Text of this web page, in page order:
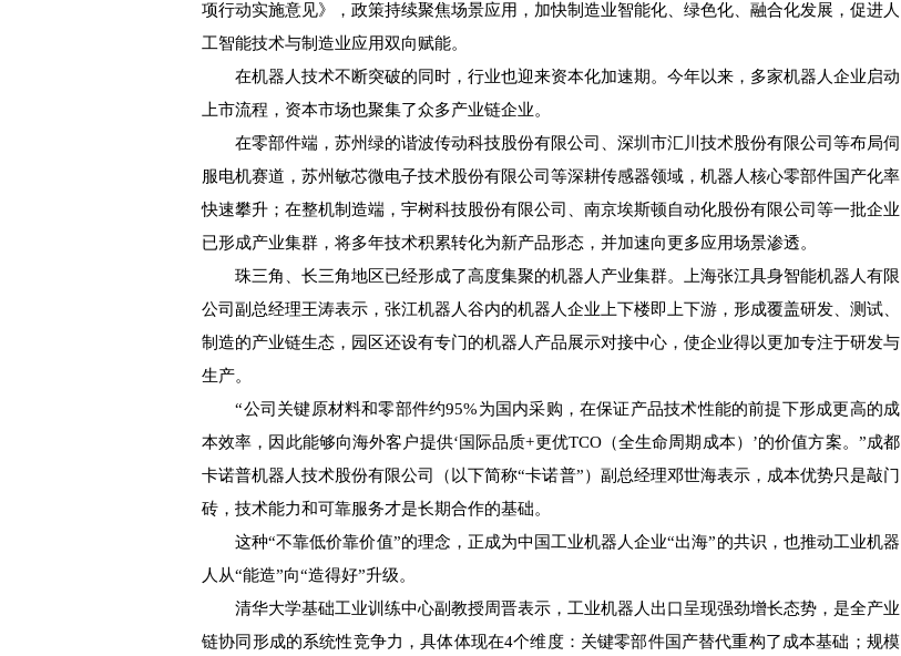
项行动实施意见》，政策持续聚焦场景应用，加快制造业智能化、绿色化、融合化发展，促进人
工智能技术与制造业应用双向赋能。
在机器人技术不断突破的同时，行业也迎来资本化加速期。今年以来，多家机器人企业启动
上市流程，资本市场也聚集了众多产业链企业。
在零部件端，苏州绿的谐波传动科技股份有限公司、深圳市汇川技术股份有限公司等布局伺
服电机赛道，苏州敏芯微电子技术股份有限公司等深耕传感器领域，机器人核心零部件国产化率
快速攀升；在整机制造端，宇树科技股份有限公司、南京埃斯顿自动化股份有限公司等一批企业
已形成产业集群，将多年技术积累转化为新产品形态，并加速向更多应用场景渗透。
珠三角、长三角地区已经形成了高度集聚的机器人产业集群。上海张江具身智能机器人有限
公司副总经理王涛表示，张江机器人谷内的机器人企业上下楼即上下游，形成覆盖研发、测试、
制造的产业链生态，园区还设有专门的机器人产品展示对接中心，使企业得以更加专注于研发与
生产。
“公司关键原材料和零部件约95%为国内采购，在保证产品技术性能的前提下形成更高的成
本效率，因此能够向海外客户提供‘国际品质+更优TCO（全生命周期成本）’的价值方案。”成都
卡诺普机器人技术股份有限公司（以下简称“卡诺普”）副总经理邓世海表示，成本优势只是敲门
砖，技术能力和可靠服务才是长期合作的基础。
这种“不靠低价靠价值”的理念，正成为中国工业机器人企业“出海”的共识，也推动工业机器
人从“能造”向“造得好”升级。
清华大学基础工业训练中心副教授周晋表示，工业机器人出口呈现强劲增长态势，是全产业
链协同形成的系统性竞争力，具体体现在4个维度：关键零部件国产替代重构了成本基础；规模